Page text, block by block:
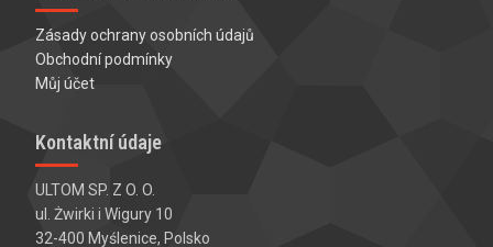
Zásady ochrany osobních údajů
Obchodní podmínky
Můj účet
Kontaktní údaje
ULTOM SP. Z O. O.
ul. Żwirki i Wigury 10
32-400 Myślenice, Polsko